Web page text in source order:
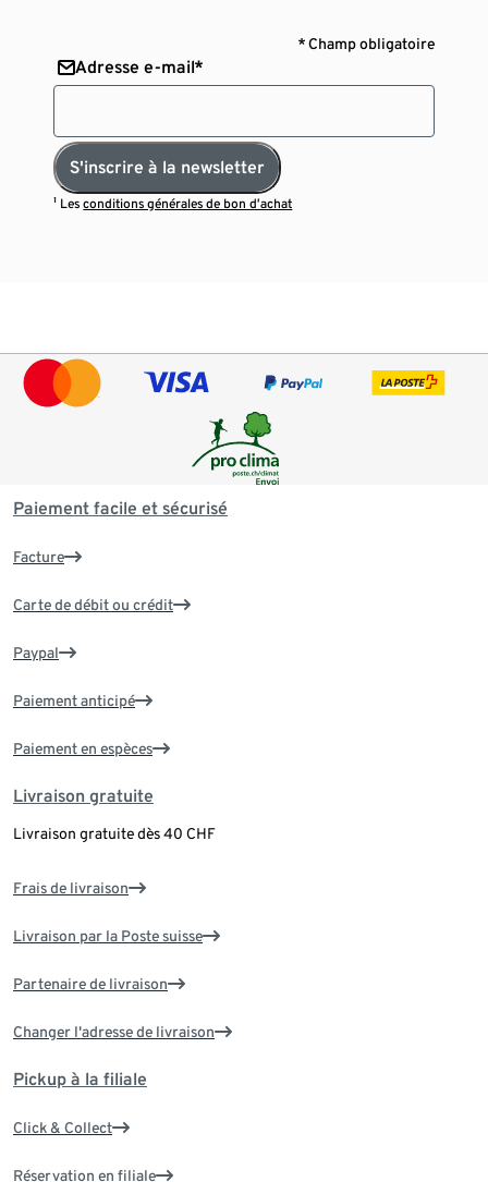
* Champ obligatoire
Adresse e-mail*
S'inscrire à la newsletter
¹ Lesconditions générales de bon d’achat
Paiement facile et sécurisé
Facture
Carte de débit ou crédit
Paypal
Paiement anticipé
Paiement en espèces
Livraison gratuite
Livraison gratuite dès 40 CHF
Frais de livraison
Livraison par la Poste suisse
Partenaire de livraison
Changer l'adresse de livraison
Pickup à la filiale
Click & Collect
Réservation en filiale